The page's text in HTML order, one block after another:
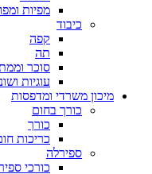
מפיות
כיבוד
קפה
תה
סוכר
עוגיות
מיכון משרדי ומדפסות
כורך בחום
כורך
כריכות
ספירלה
כורכי